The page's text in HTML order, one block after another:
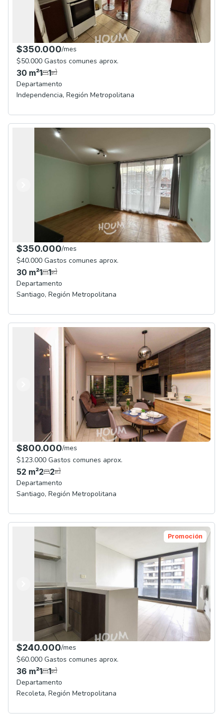
$350.000/mes
$50.000 Gastos comunes aprox.
30 m²1 1
Departamento
Independencia, Región Metropolitana
$350.000/mes
$40.000 Gastos comunes aprox.
30 m²1 1
Departamento
Santiago, Región Metropolitana
Anterior
Siguiente
$800.000/mes
$123.000 Gastos comunes aprox.
52 m²2 2
Departamento
Santiago, Región Metropolitana
Anterior
Siguiente
Promoción
$240.000/mes
$60.000 Gastos comunes aprox.
36 m²1 1
Departamento
Recoleta, Región Metropolitana